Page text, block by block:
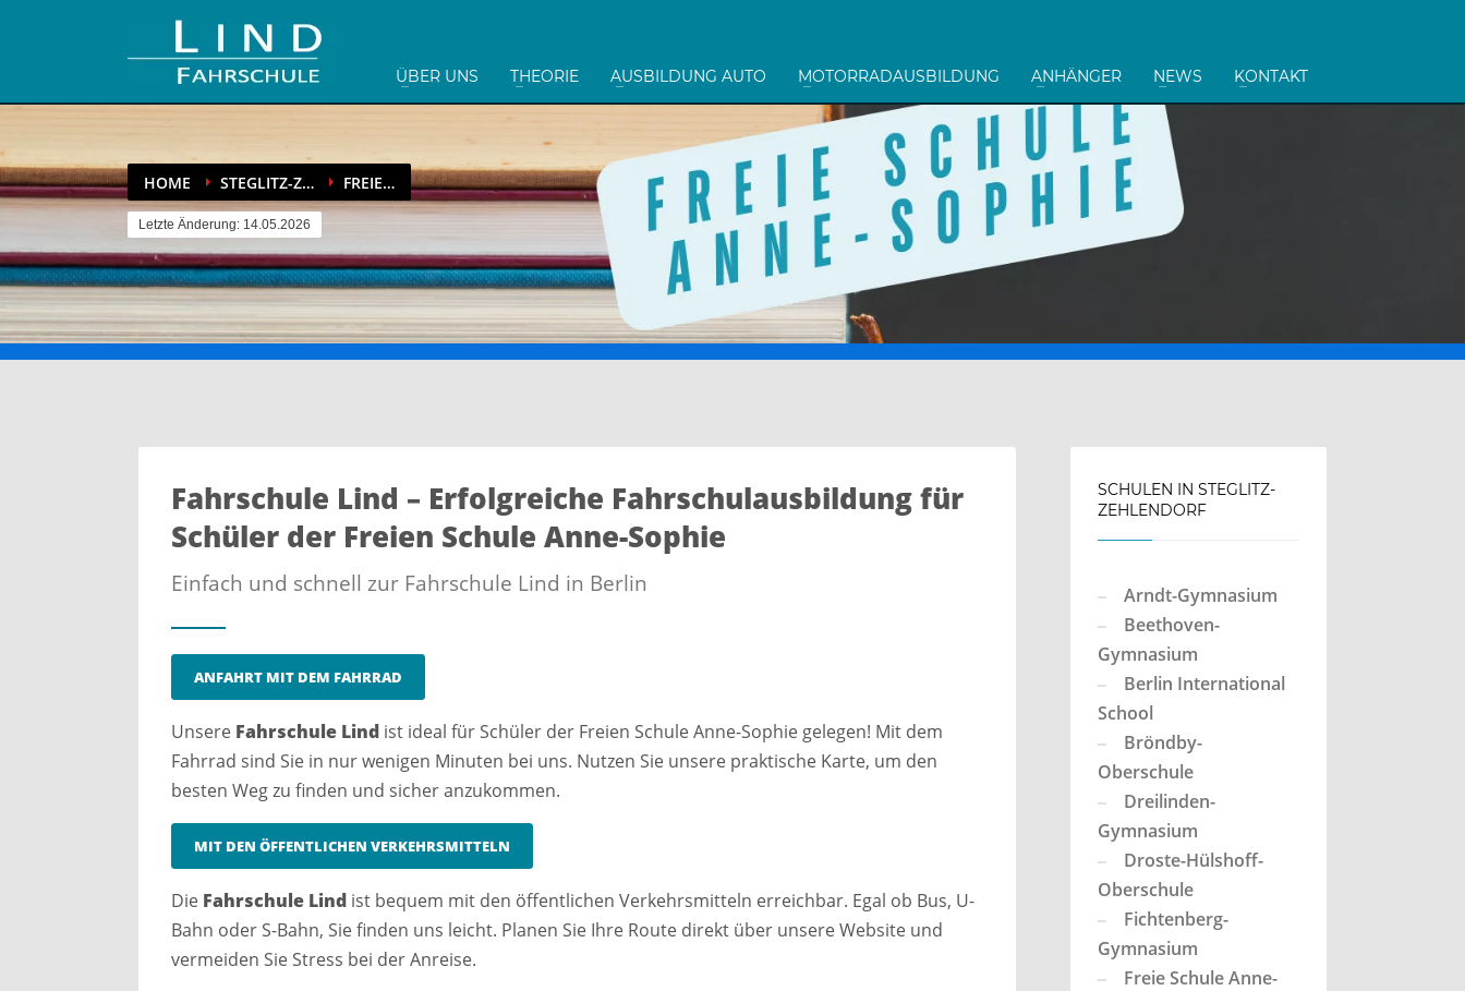
ÜBER UNS THEORIE AUSBILDUNG AUTO MOTORRADAUSBILDUNG ANHÄNGER NEWS KONTAKT
HOME STEGLITZ-Z… FREIE…
Letzte Änderung: 14.05.2026
Fahrschule Lind – Erfolgreiche Fahrschulausbildung für
Schüler der Freien Schule Anne-Sophie
Einfach und schnell zur Fahrschule Lind in Berlin
ANFAHRT MIT DEM FAHRRAD
Unsere Fahrschule Lind ist ideal für Schüler der Freien Schule Anne-Sophie gelegen! Mit dem
Fahrrad sind Sie in nur wenigen Minuten bei uns. Nutzen Sie unsere praktische Karte, um den
besten Weg zu finden und sicher anzukommen.
MIT DEN ÖFFENTLICHEN VERKEHRSMITTELN
Die Fahrschule Lind ist bequem mit den öffentlichen Verkehrsmitteln erreichbar. Egal ob Bus, U-
Bahn oder S-Bahn, Sie finden uns leicht. Planen Sie Ihre Route direkt über unsere Website und
vermeiden Sie Stress bei der Anreise.
SCHULEN IN STEGLITZ-
ZEHLENDORF
Arndt-Gymnasium
Beethoven-
Gymnasium
Berlin International
School
Bröndby-
Oberschule
Dreilinden-
Gymnasium
Droste-Hülshoff-
Oberschule
Fichtenberg-
Gymnasium
Freie Schule Anne-